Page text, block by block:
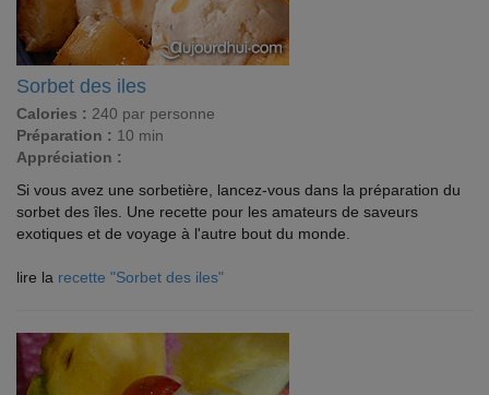
Sorbet des iles
Calories : 240 par personne
Préparation : 10 min
Appréciation :
Si vous avez une sorbetière, lancez-vous dans la préparation du
sorbet des îles. Une recette pour les amateurs de saveurs
exotiques et de voyage à l'autre bout du monde.
lire la recette "Sorbet des iles"